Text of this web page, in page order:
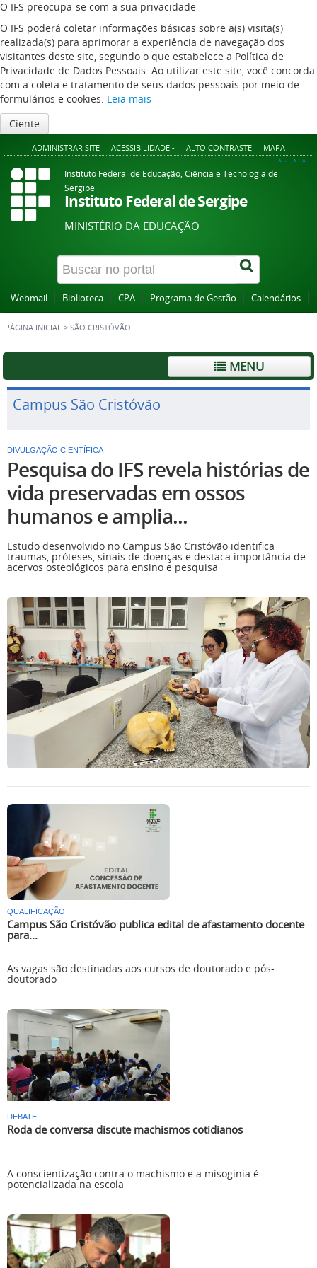
O IFS preocupa-se com a sua privacidade
O IFS poderá coletar informações básicas sobre a(s) visita(s)
realizada(s) para aprimorar a experiência de navegação dos
visitantes deste site, segundo o que estabelece a Política de
Privacidade de Dados Pessoais. Ao utilizar este site, você concorda
com a coleta e tratamento de seus dados pessoais por meio de
formulários e cookies. Leia mais
Ciente
ADMINISTRAR SITE ACESSIBILIDADE - ALTO CONTRASTE MAPA
A+ A A-
Instituto Federal de Educação, Ciência e Tecnologia de
Sergipe
Instituto Federal de Sergipe
MINISTÉRIO DA EDUCAÇÃO
Webmail Biblioteca CPA Programa de Gestão Calendários
PÁGINA INICIAL > SÃO CRISTÓVÃO
MENU
Campus São Cristóvão
DIVULGAÇÃO CIENTÍFICA
Pesquisa do IFS revela histórias de
vida preservadas em ossos
humanos e amplia...
Estudo desenvolvido no Campus São Cristóvão identifica
traumas, próteses, sinais de doenças e destaca importância de
acervos osteológicos para ensino e pesquisa
QUALIFICAÇÃO
Campus São Cristóvão publica edital de afastamento docente
para...
As vagas são destinadas aos cursos de doutorado e pós-
doutorado
DEBATE
Roda de conversa discute machismos cotidianos
A conscientização contra o machismo e a misoginia é
potencializada na escola